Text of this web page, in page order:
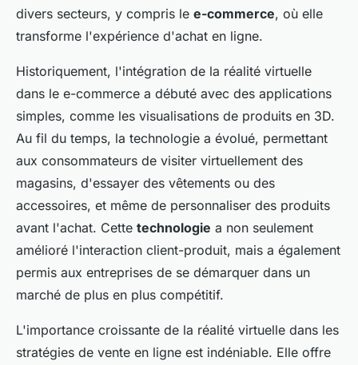
divers secteurs, y compris le e-commerce, où elle
transforme l'expérience d'achat en ligne.
Historiquement, l'intégration de la réalité virtuelle
dans le e-commerce a débuté avec des applications
simples, comme les visualisations de produits en 3D.
Au fil du temps, la technologie a évolué, permettant
aux consommateurs de visiter virtuellement des
magasins, d'essayer des vêtements ou des
accessoires, et même de personnaliser des produits
avant l'achat. Cette technologie a non seulement
amélioré l'interaction client-produit, mais a également
permis aux entreprises de se démarquer dans un
marché de plus en plus compétitif.
L'importance croissante de la réalité virtuelle dans les
stratégies de vente en ligne est indéniable. Elle offre